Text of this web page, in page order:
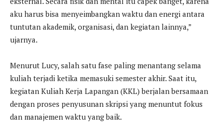
aku harus bisa menyeimbangkan waktu dan energi antara
tuntutan akademik, organisasi, dan kegiatan lainnya,”
ujarnya.
Menurut Lucy, salah satu fase paling menantang selama
kuliah terjadi ketika memasuki semester akhir. Saat itu,
kegiatan Kuliah Kerja Lapangan (KKL) berjalan bersamaan
dengan proses penyusunan skripsi yang menuntut fokus
dan manajemen waktu yang baik.